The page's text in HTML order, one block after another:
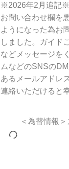
※2026年2月追記※
お問い合わせ欄を
ようになった為お
しました。ガイド
などメッセージを
ムなどのSNSの
あるメールアドレ
連絡いただけると
＜為替情報